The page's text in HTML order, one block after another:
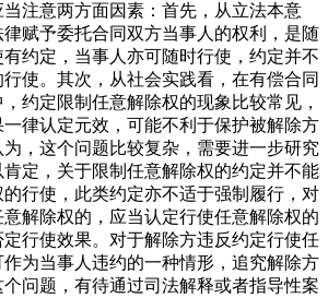
注意两方面因素：首先，从立法本意
赋予委托合同双方当事人的权利，是随
约定，当事人亦可随时行使，约定并不
使。其次，从社会实践看，在有偿合同
约定限制任意解除权的现象比较常见，
律认定元效，可能不利于保护被解除方
，这个问题比较复杂，需要进一步研究
定，关于限制任意解除权的约定并不能
行使，此类约定亦不适于强制履行，对
解除权的，应当认定行使任意解除权的
行使效果。对于解除方违反约定行使任
为当事人违约的一种情形，追究解除方
问题，有待通过司法解释或者指导性案